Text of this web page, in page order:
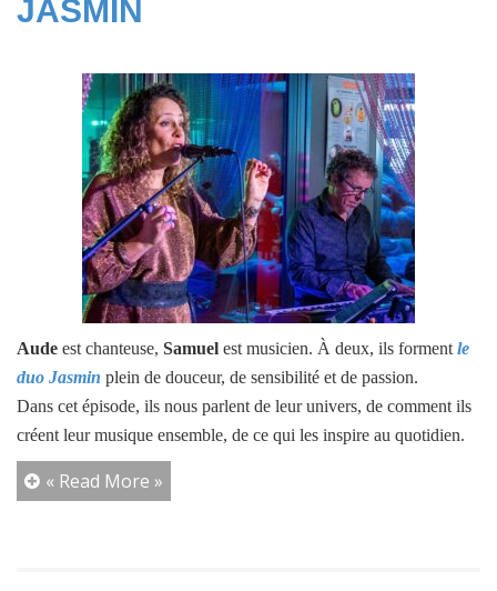
JASMIN
Aude est chanteuse, Samuel est musicien. À deux, ils forment le
duo Jasmin plein de douceur, de sensibilité et de passion.
Dans cet épisode, ils nous parlent de leur univers, de comment ils
créent leur musique ensemble, de ce qui les inspire au quotidien.
« Read More »